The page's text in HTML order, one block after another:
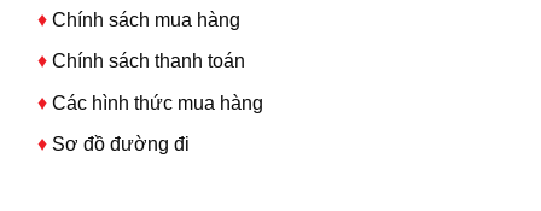
♦Chính sách mua hàng
♦ Chính sách thanh toán
♦ Các hình thức mua hàng
♦ Sơ đồ đường đi